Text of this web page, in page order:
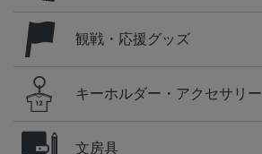
観戦・応援グッズ
キーホルダー・アクセサリー
文房具